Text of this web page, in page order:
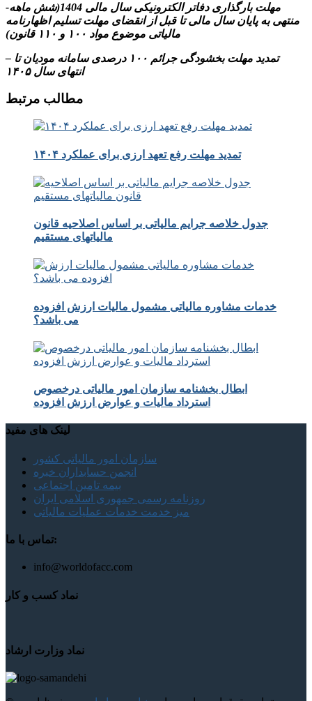
-مهلت بارگذاری دفاتر الکترونیکی سال مالی 1404(شش ماهه
منتهی به پایان سال مالی تا قبل از انقضای مهلت تسلیم اظهارنامه
مالیاتی موضوع مواد ۱۰۰ و ۱۱۰ قانون)
– تمدید مهلت بخشودگی جرائم ۱۰۰ درصدی سامانه مودیان تا
انتهای سال ۱۴۰۵
مطالب مرتبط
تمدید مهلت رفع تعهد ارزی برای عملکرد ۱۴۰۴
جدول خلاصه جرایم مالیاتی بر اساس اصلاحیه قانون
مالیاتهای مستقیم
خدمات مشاوره مالیاتی مشمول مالیات ارزش افزوده
می باشد؟
ابطال بخشنامه سازمان امور مالیاتی درخصوص
استرداد مالیات و عوارض ارزش افزوده
لینک های مفید
سازمان امور مالیاتی کشور
انجمن حسابداران خبره
بیمه تامین اجتماعی
روزنامه رسمی جمهوری اسلامی ایران
میز خدمت خدمات عملیات مالیاتی
تماس با ما:
info@worldofacc.com
نماد کسب و کار
نماد وزارت ارشاد